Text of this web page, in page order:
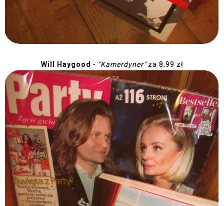
Will Haygood - "Kamerdyner"za 8,99 zł